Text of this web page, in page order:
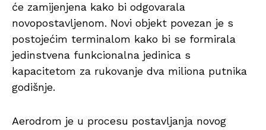
će zamijenjena kako bi odgovarala
novopostavljenom. Novi objekt povezan je s
postojećim terminalom kako bi se formirala
jedinstvena funkcionalna jedinica s
kapacitetom za rukovanje dva miliona putnika
godišnje.
Aerodrom je u procesu postavljanja novog